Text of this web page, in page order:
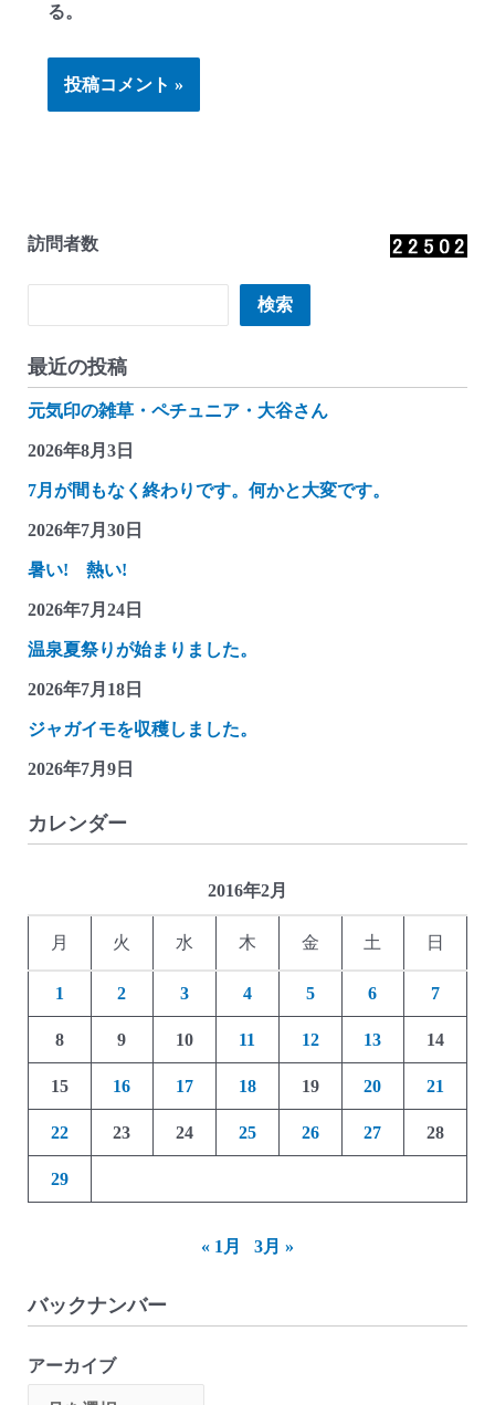
る。
訪問者数
検索
最近の投稿
元気印の雑草・ペチュニア・大谷さん
2026年8月3日
7月が間もなく終わりです。何かと大変です。
2026年7月30日
暑い! 熱い!
2026年7月24日
温泉夏祭りが始まりました。
2026年7月18日
ジャガイモを収穫しました。
2026年7月9日
カレンダー
2016年2月
月 火 水 木 金 土 日
1 2 3 4 5 6 7
8 9 10 11 12 13 14
15 16 17 18 19 20 21
22 23 24 25 26 27 28
29
« 1月 3月 »
バックナンバー
アーカイブ